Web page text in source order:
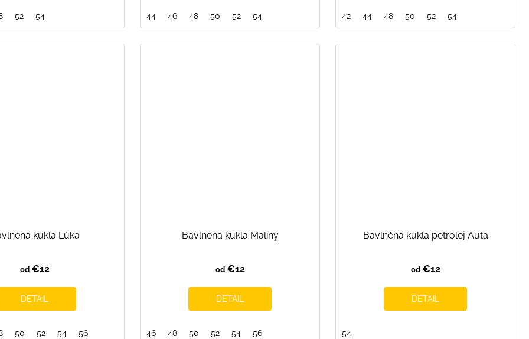
52 54 44 46 48 50 52 54 42 44 48 50 52 54
kukla Lúka
od€12
DETAIL
50 52 54 56
Bavlnená kukla Maliny
od€12
DETAIL
46 48 50 52 54 56
Bavlněná kukla petrolej Auta
od€12
DETAIL
54